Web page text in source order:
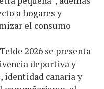
a hogares y
el consumo
2026 se presenta
deportiva y
identidad canaria y